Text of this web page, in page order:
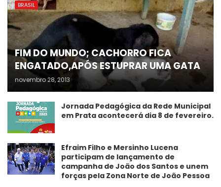
BRASIL
FIM DO MUNDO; CACHORRO FICA
ENGATADO,APÓS ESTUPRAR UMA GATA
novembro 28, 2013
Jornada Pedagógica da Rede Municipal
em Prata acontecerá dia 8 de fevereiro.
Efraim Filho e Mersinho Lucena
participam de lançamento de
campanha de João dos Santos e unem
forças pela Zona Norte de João Pessoa